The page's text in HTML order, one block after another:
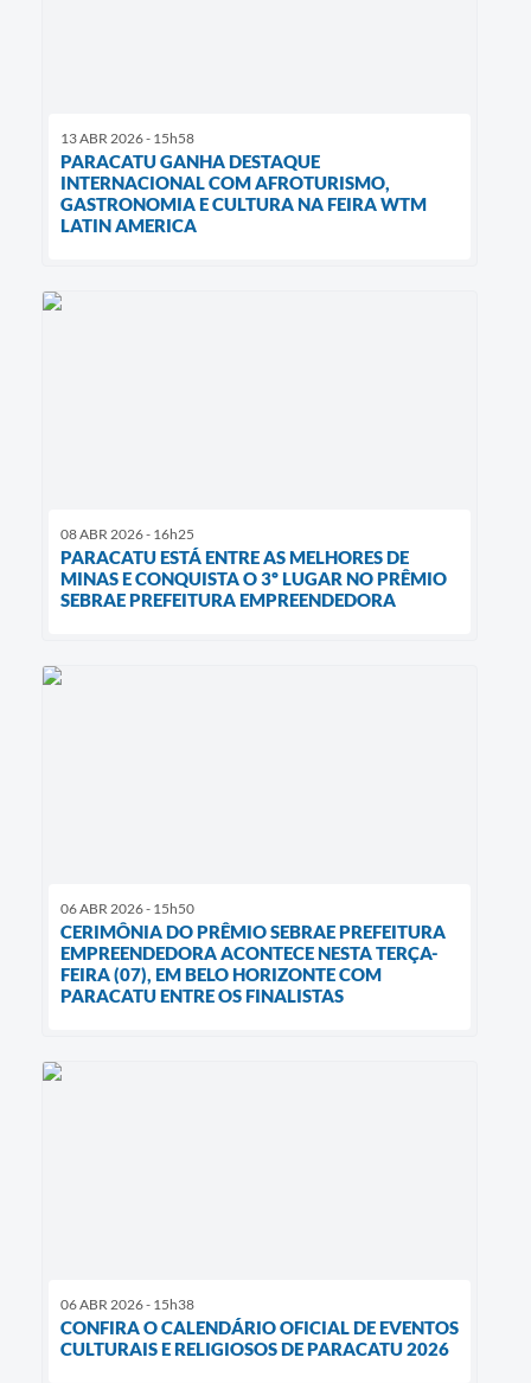
13 ABR 2026 - 15h58
PARACATU GANHA DESTAQUE
INTERNACIONAL COM AFROTURISMO,
GASTRONOMIA E CULTURA NA FEIRA WTM
LATIN AMERICA
08 ABR 2026 - 16h25
PARACATU ESTÁ ENTRE AS MELHORES DE
MINAS E CONQUISTA O 3º LUGAR NO PRÊMIO
SEBRAE PREFEITURA EMPREENDEDORA
06 ABR 2026 - 15h50
CERIMÔNIA DO PRÊMIO SEBRAE PREFEITURA
EMPREENDEDORA ACONTECE NESTA TERÇA-
FEIRA (07), EM BELO HORIZONTE COM
PARACATU ENTRE OS FINALISTAS
06 ABR 2026 - 15h38
CONFIRA O CALENDÁRIO OFICIAL DE EVENTOS
CULTURAIS E RELIGIOSOS DE PARACATU 2026